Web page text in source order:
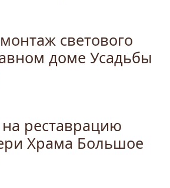
светового
доме Усадьбы
реставрацию
Храма Большое